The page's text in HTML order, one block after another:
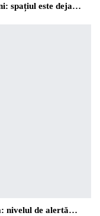
spațiul este deja…
nivelul de alertă…